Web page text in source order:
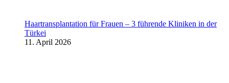
Haartransplantation für Frauen – 3 führende Kliniken in der
Türkei
11. April 2026